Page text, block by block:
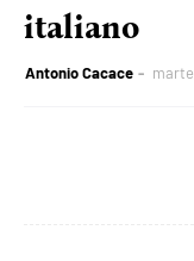
italiano
Antonio Cacace